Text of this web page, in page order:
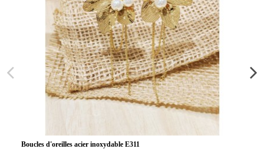
Boucles d'oreilles acier inoxydable E311